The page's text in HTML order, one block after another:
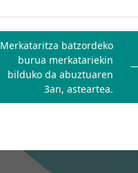
Merkataritza batzordeko
burua merkatariekin
bilduko da abuztuaren
3an, asteartea.